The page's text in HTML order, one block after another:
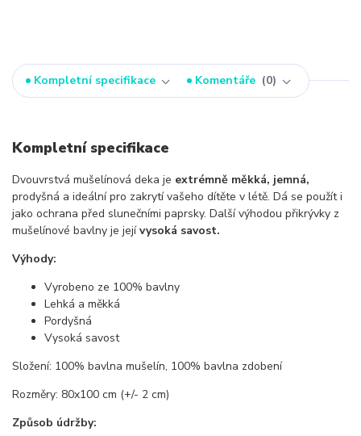
Kompletní specifikace Komentáře 0
Kompletní specifikace
Dvouvrstvá mušelínová deka je extrémně měkká, jemná,
prodyšná a ideální pro zakrytí vašeho dítěte v létě. Dá se použít i
jako ochrana před slunečními paprsky. Další výhodou přikrývky z
mušelínové bavlny je jejívysoká savost.
Výhody:
Vyrobeno ze 100% bavlny
Lehká a měkká
Pordyšná
Vysoká savost
Složení: 100% bavlna mušelín, 100% bavlna zdobení
Rozměry: 80x100 cm (+/- 2 cm)
Způsob údržby: